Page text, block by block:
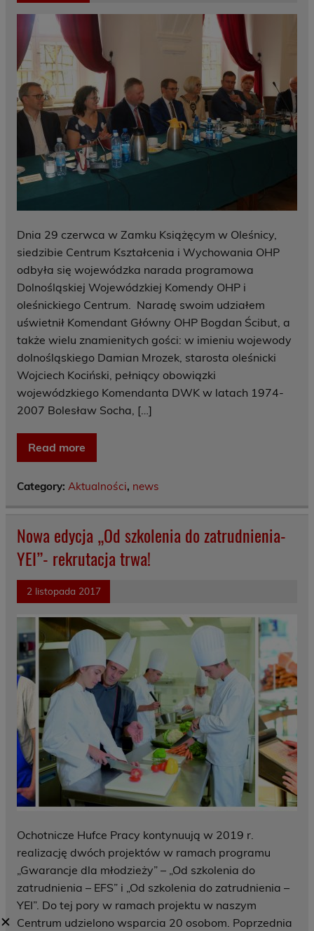
Dnia 29 czerwca w Zamku Książęcym w Oleśnicy,
siedzibie Centrum Kształcenia i Wychowania OHP
odbyła się wojewódzka narada programowa
Dolnośląskiej Wojewódzkiej Komendy OHP i
oleśnickiego Centrum. Naradę swoim udziałem
uświetnił Komendant Główny OHP Bogdan Ścibut, a
także wielu znamienitych gości: w imieniu wojewody
dolnośląskiego Damian Mrozek, starosta oleśnicki
Wojciech Kociński, pełniący obowiązki
wojewódzkiego Komendanta DWK w latach 1974-
2007 Bolesław Socha, […]
Read more
Category: Aktualności, news
Nowa edycja „Od szkolenia do zatrudnienia-
YEI”- rekrutacja trwa!
2 listopada 2017
Ochotnicze Hufce Pracy kontynuują w 2019 r.
realizację dwóch projektów w ramach programu
„Gwarancje dla młodzieży” – „Od szkolenia do
zatrudnienia – EFS” i „Od szkolenia do zatrudnienia –
YEI”. Do tej pory w ramach projektu w naszym
Centrum udzielono wsparcia 20 osobom. Poprzednia
✕